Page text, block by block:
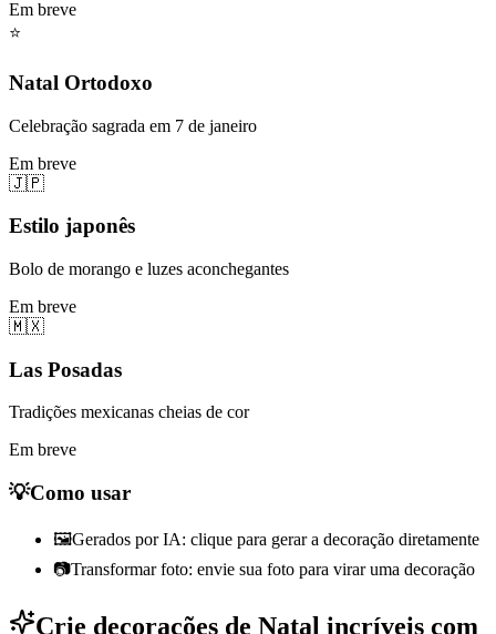
Em breve
⭐
Natal Ortodoxo
Celebração sagrada em 7 de janeiro
Em breve
🇯🇵
Estilo japonês
Bolo de morango e luzes aconchegantes
Em breve
🇲🇽
Las Posadas
Tradições mexicanas cheias de cor
Em breve
💡Como usar
🖼️Gerados por IA: clique para gerar a decoração diretamente
📷Transformar foto: envie sua foto para virar uma decoração
Crie decorações de Natal incríveis com